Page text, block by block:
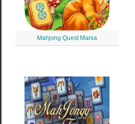
Mahjong Quest Mania